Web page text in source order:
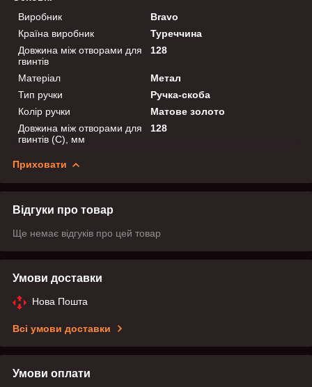
Виробник
Bravo
Країна виробник
Туреччина
Довжина між отворами для
гвинтів
128
Матеріал
Метал
Тип ручки
Ручка-скоба
Колір ручки
Матове золото
Довжина між отворами для
гвинтів (C), мм
128
Приховати
Відгуки про товар
Ще немає відгуків про цей товар
Умови доставки
Нова Пошта
Всі умови доставки
Умови оплати